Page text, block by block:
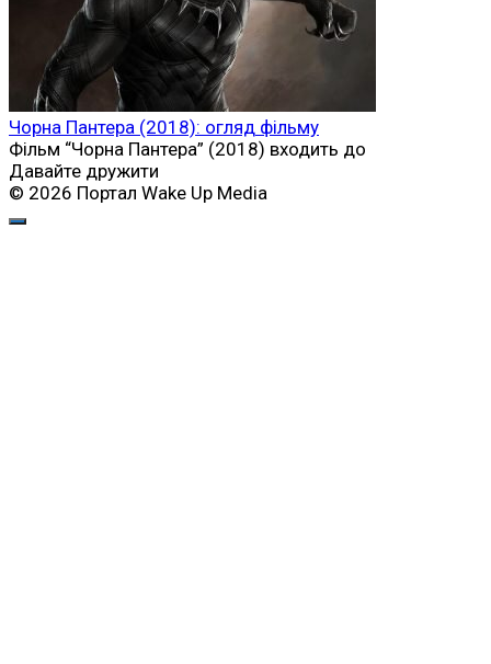
Чорна Пантера (2018): огляд фільму
Фільм “Чорна Пантера” (2018) входить до
Давайте дружити
© 2026 Портал Wake Up Media